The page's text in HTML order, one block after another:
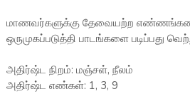
மாணவர்களுக்கு தேவையற்ற
ஒருமுகப்படுத்தி பாடங்களை படிப்பது
அதிர்ஷ்ட நிறம்: மஞ்சள், நீலம்
அதிர்ஷ்ட எண்கள்: 1, 3, 9